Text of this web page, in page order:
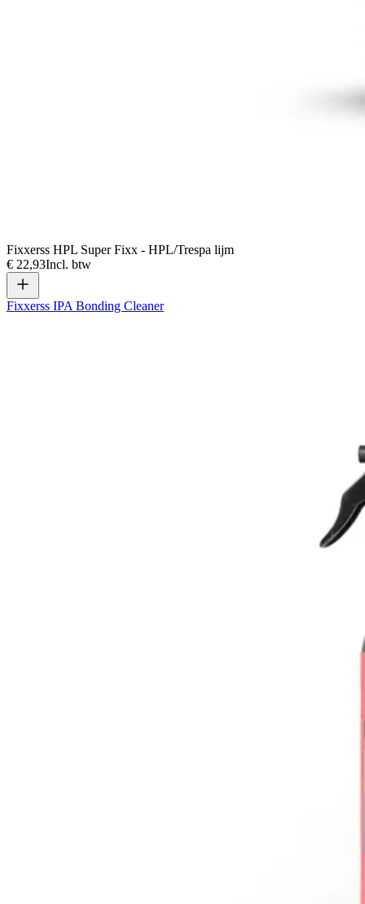
Fixxerss HPL Super Fixx - HPL/Trespa lijm
€ 22,93Incl. btw
Fixxerss IPA Bonding Cleaner